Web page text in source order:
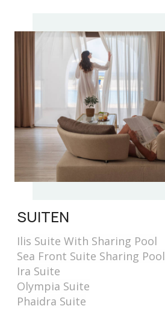
SUITEN
Ilis Suite With Sharing Pool
Sea Front Suite Sharing Pool
Ira Suite
Olympia Suite
Phaidra Suite